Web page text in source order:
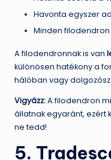
Havonta egyszer
Minden
A filodendronnak is van
különösen hatékony a
hálóban vagy
Vigyázz:A filodendron
állatnak egyaránt, ezért
ne tedd!
5.